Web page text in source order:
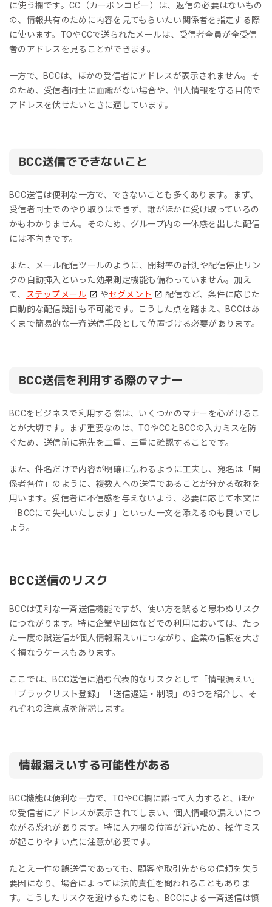
に使う欄です。CC（カーボンコピー）は、返信の必要はないもの
の、情報共有のために内容を見てもらいたい関係者を指定する際
に使います。TOやCCで送られたメールは、受信者全員が全受信
者のアドレスを見ることができます。
一方で、BCCは、ほかの受信者にアドレスが表示されません。そ
のため、受信者同士に面識がない場合や、個人情報を守る目的で
アドレスを伏せたいときに適しています。
BCC送信でできないこと
BCC送信は便利な一方で、できないことも多くあります。まず、
受信者同士でのやり取りはできず、誰がほかに受け取っているの
かもわかりません。そのため、グループ内の一体感を出した配信
には不向きです。
また、メール配信ツールのように、開封率の計測や配信停止リン
クの自動挿入といった効果測定機能も備わっていません。加え
て、
ステップメール やセグメント
配信など、条件に応じた
自動的な配信設計も不可能です。こうした点を踏まえ、BCCはあ
くまで簡易的な一斉送信手段として位置づける必要があります。
BCC送信を利用する際のマナー
BCCをビジネスで利用する際は、いくつかのマナーを心がけるこ
とが大切です。まず重要なのは、TOやCCとBCCの入力ミスを防
ぐため、送信前に宛先を二重、三重に確認することです。
また、件名だけで内容が明確に伝わるように工夫し、宛名は「関
係者各位」のように、複数人への送信であることが分かる敬称を
用います。受信者に不信感を与えないよう、必要に応じて本文に
「BCCにて失礼いたします」といった一文を添えるのも良いでし
ょう。
BCC送信のリスク
BCCは便利な一斉送信機能ですが、使い方を誤ると思わぬリスク
につながります。特に企業や団体などでの利用においては、たっ
た一度の誤送信が個人情報漏えいにつながり、企業の信頼を大き
く損なうケースもあります。
ここでは、BCC送信に潜む代表的なリスクとして「情報漏えい」
「ブラックリスト登録」「送信遅延・制限」の3つを紹介し、そ
れぞれの注意点を解説します。
情報漏えいする可能性がある
BCC機能は便利な一方で、TOやCC欄に誤って入力すると、ほか
の受信者にアドレスが表示されてしまい、個人情報の漏えいにつ
ながる恐れがあります。特に入力欄の位置が近いため、操作ミス
が起こりやすい点に注意が必要です。
たとえ一件の誤送信であっても、顧客や取引先からの信頼を失う
要因になり、場合によっては法的責任を問われることもありま
す。こうしたリスクを避けるためにも、BCCによる一斉送信は慎